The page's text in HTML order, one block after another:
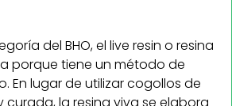
del BHO, el live resin o resina
porque tiene un método de
En lugar de utilizar cogollos de